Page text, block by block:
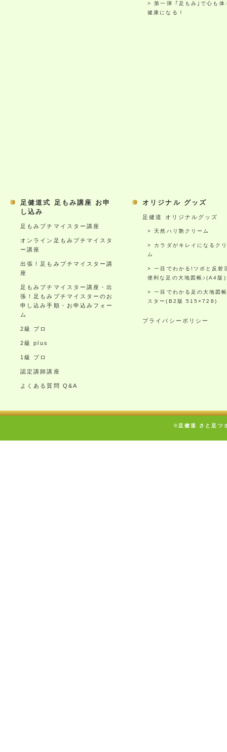
第一弾 ｢足もみ｣で心も体
健康になる！
足健道式 足もみ講座 お申
し込み
足もみプチマイスター講座
オンライン足もみプチマイスタ
ー講座
出張！足もみプチマイスター講
座
足もみプチマイスター講座・出
張！足もみプチマイスターのお
申し込み手順・お申込みフォー
ム
2級 プロ
2級 plus
1級 プロ
認定講師講座
よくある質問 Q&A
オリジナル グッズ
足健道 オリジナルグッズ
天然ハリ艶クリーム
カラダがキレイになるク
ム
一目でわかる!ツボと反射
便利な足の大地図帳♪(A4版)
一目でわかる足の大地図
スター(B2版 515×728)
プライバシーポリシー
©足健道 さと足